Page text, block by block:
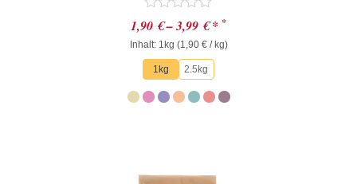
Bewertet
mit
0
von
1,90 €–3,99 €* *
Inhalt: 1kg (1,90 €/ kg)
1kg 2.5kg